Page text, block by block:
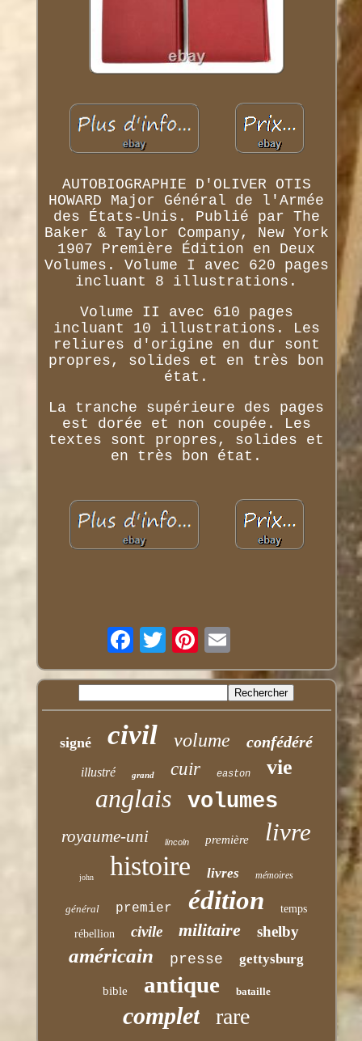
AUTOBIOGRAPHIE D'OLIVER OTIS
HOWARD Major Général de l'Armée
des États-Unis. Publié par The
Baker & Taylor Company, New York
1907 Première Édition en Deux
Volumes. Volume I avec 620 pages
incluant 8 illustrations.
Volume II avec 610 pages
incluant 10 illustrations. Les
reliures d'origine en dur sont
propres, solides et en très bon
état.
La tranche supérieure des pages
est dorée et non coupée. Les
textes sont propres, solides et
en très bon état.
signé civil volume confédéré
illustré grand cuir easton vie
anglais volumes
royaume-uni lincoln première livre
john histoire livres mémoires
général premier édition temps
rébellion civile militaire shelby
américain presse gettysburg
bible antique bataille
complet rare